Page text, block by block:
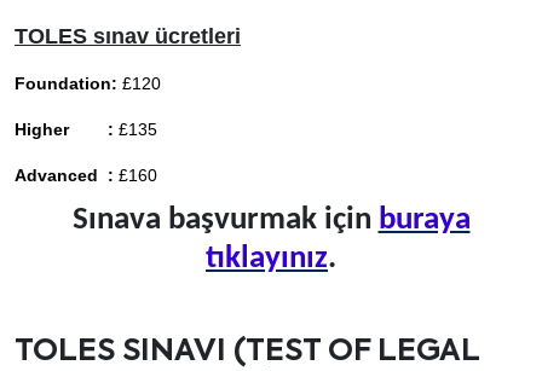
TOLES sınav ücretleri
Foundation: £120
Higher : £135
Advanced : £160
Sınava başvurmak için buraya
tıklayınız.
TOLES SINAVI (TEST OF LEGAL